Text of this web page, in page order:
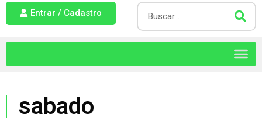
Entrar / Cadastro
sabado